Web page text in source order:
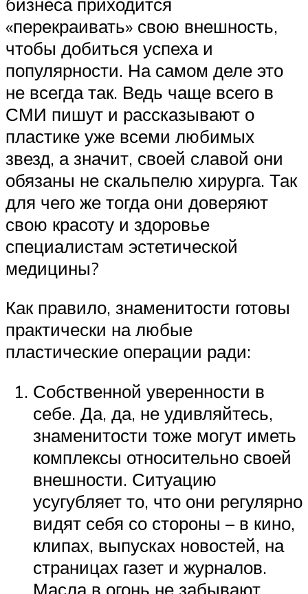
«перекраивать» свою внешность,
чтобы добиться успеха и
популярности. На самом деле это
не всегда так. Ведь чаще всего в
СМИ пишут и рассказывают о
пластике уже всеми любимых
звезд, а значит, своей славой они
обязаны не скальпелю хирурга. Так
для чего же тогда они доверяют
свою красоту и здоровье
специалистам эстетической
медицины?
Как правило, знаменитости готовы
практически на любые
пластические операции ради:
Собственной уверенности в
себе. Да, да, не удивляйтесь,
знаменитости тоже могут иметь
комплексы относительно своей
внешности. Ситуацию
усугубляет то, что они регулярно
видят себя со стороны – в кино,
клипах, выпусках новостей, на
страницах газет и журналов.
Масла в огонь не забывают